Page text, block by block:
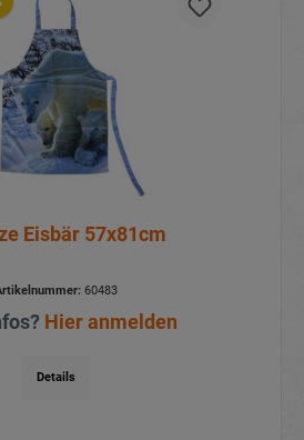
Eisbär 57x81cm
60483
Hier anmelden
Details